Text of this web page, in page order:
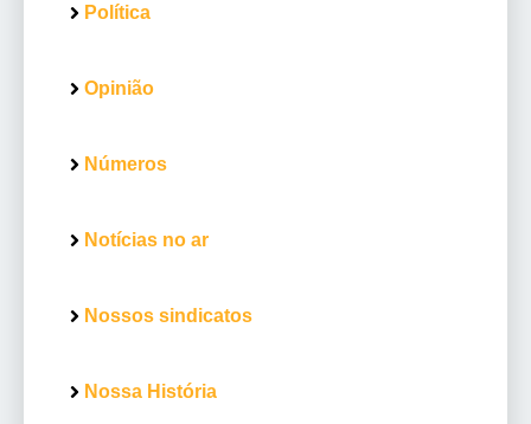
Política
Opinião
Números
Notícias no ar
Nossos sindicatos
Nossa História